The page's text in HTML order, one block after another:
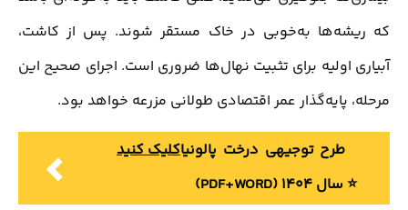
که ریشه‌ها به‌خوبی در خاک مستقر شوند. پس از کاشت،
آبیاری اولیه برای تثبیت نهال‌ها ضروری است. اجرای صحیح این
مرحله، پایه‌گذار عمر اقتصادی طولانی مزرعه خواهد بود.
کلیک کنیدطرح توجیهی درخت پالونیا
⭐️ سال 1404 (PDF+WORD)